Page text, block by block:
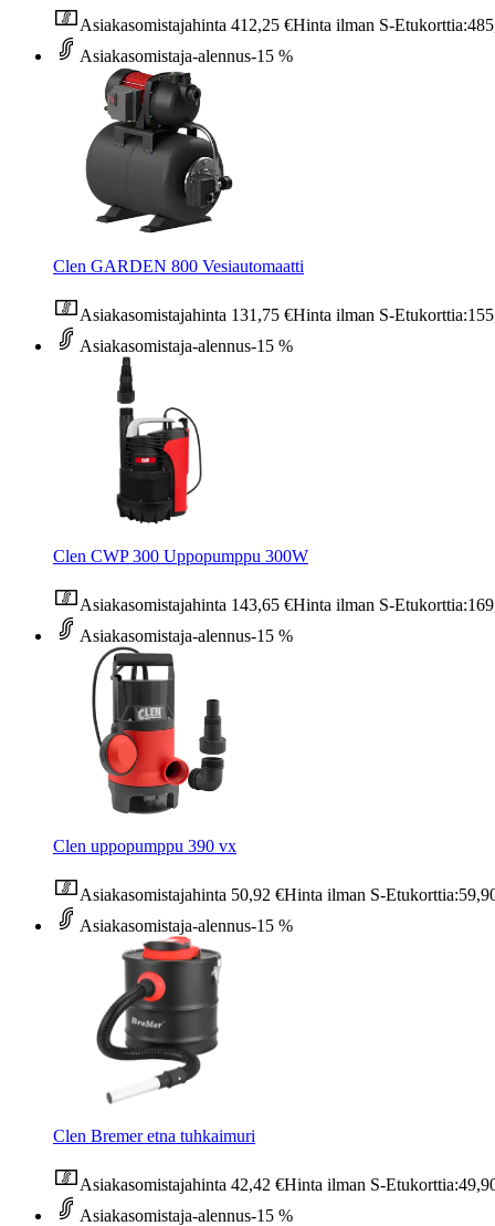
Asiakasomistajahinta 412,25 €Hinta ilman S-Etukorttia:
Asiakasomistaja-alennus-15 %
Clen GARDEN 800 Vesiautomaatti
Asiakasomistajahinta 131,75 €Hinta ilman S-Etukorttia:
Asiakasomistaja-alennus-15 %
Clen CWP 300 Uppopumppu 300W
Asiakasomistajahinta 143,65 €Hinta ilman S-Etukorttia:
Asiakasomistaja-alennus-15 %
Clen uppopumppu 390 vx
Asiakasomistajahinta 50,92 €Hinta ilman S-Etukorttia:
Asiakasomistaja-alennus-15 %
Clen Bremer etna tuhkaimuri
Asiakasomistajahinta 42,42 €Hinta ilman S-Etukorttia:
Asiakasomistaja-alennus-15 %